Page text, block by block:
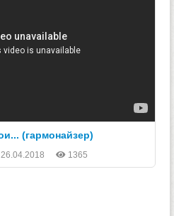
(гармонайзер)
26.04.2018 1365